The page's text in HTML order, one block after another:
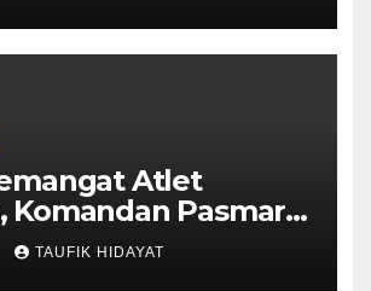
Dabo Singkep
Atlet
Komandan Pasmar 3
dan
TAUFIK HIDAYAT